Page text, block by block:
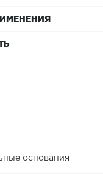
основания